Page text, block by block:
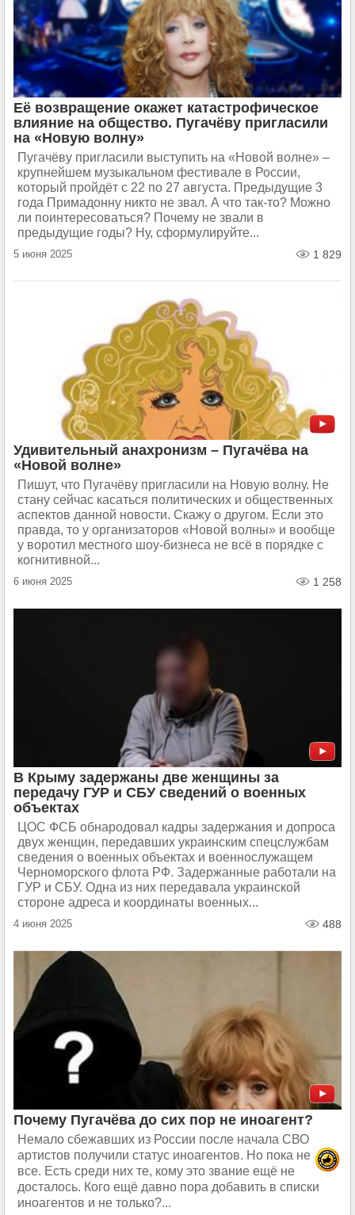
Её возвращение окажет катастрофическое
влияние на общество. Пугачёву пригласили
на «Новую волну»
Пугачёву пригласили выступить на «Новой волне» –
крупнейшем музыкальном фестивале в России,
который пройдёт с 22 по 27 августа. Предыдущие 3
года Примадонну никто не звал. А что так-то? Можно
ли поинтересоваться? Почему не звали в
предыдущие годы? Ну, сформулируйте...
5 июня 2025 1 829
Удивительный анахронизм – Пугачёва на
«Новой волне»
Пишут, что Пугачёву пригласили на Новую волну. Не
стану сейчас касаться политических и общественных
аспектов данной новости. Скажу о другом. Если это
правда, то у организаторов «Новой волны» и вообще
у воротил местного шоу-бизнеса не всё в порядке с
когнитивной...
6 июня 2025 1 258
В Крыму задержаны две женщины за
передачу ГУР и СБУ сведений о военных
объектах
ЦОС ФСБ обнародовал кадры задержания и допроса
двух женщин, передавших украинским спецслужбам
сведения о военных объектах и военнослужащем
Черноморского флота РФ. Задержанные работали на
ГУР и СБУ. Одна из них передавала украинской
стороне адреса и координаты военных...
4 июня 2025 488
Почему Пугачёва до сих пор не иноагент?
Немало сбежавших из России после начала СВО
артистов получили статус иноагентов. Но пока не
все. Есть среди них те, кому это звание ещё не
досталось. Кого ещё давно пора добавить в списки
иноагентов и не только?...